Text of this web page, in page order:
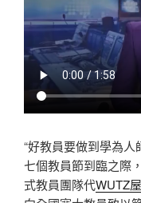
“好教員要做到學為人
七個教員節到臨之際
式教員團隊代WUTZ